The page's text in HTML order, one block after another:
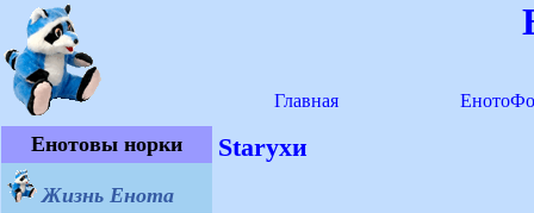
Главная
Енотовы норки
Жизнь Енота
Starухи